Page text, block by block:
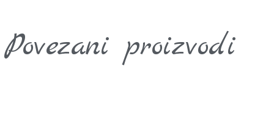
Povezani proizvodi